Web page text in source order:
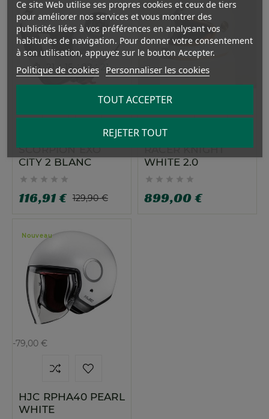
 21 : 15 :02 :20
SCORPION EXO
CITY 2 BLANC
    
116,91 € 129,90 €
HEDON HEROINE
RACER KNIGHT
WHITE 2.0
    
899,00 €
Nouveau
-79,00 €
HJC RPHA40 PEARL
WHITE
Ce site Web utilise ses propres cookies et ceux de tiers
pour améliorer nos services et vous montrer des
publicités liées à vos préférences en analysant vos
habitudes de navigation. Pour donner votre consentement
à son utilisation, appuyez sur le bouton Accepter.
Politique de cookies Personnaliser les cookies
REJETER TOUT
TOUT ACCEPTER